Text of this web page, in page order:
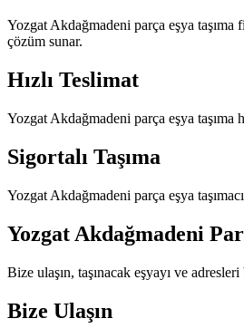
Yozgat Akdağmadeni parça eşya taşıma
çözüm sunar.
Hızlı Teslimat
Yozgat Akdağmadeni parça eşya taşıma
Sigortalı Taşıma
Yozgat Akdağmadeni parça eşya
Yozgat Akdağmadeni
Bize ulaşın, taşınacak eşyayı ve
Bize Ulaşın